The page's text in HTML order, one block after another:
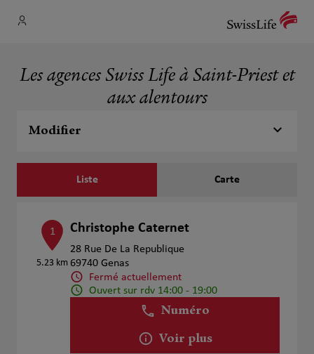
Les agences Swiss Life à Saint-Priest et
aux alentours
Modifier
Liste Carte
1
5.23 km
Christophe Caternet
28 Rue De La Republique
69740 Genas
Fermé actuellement
Ouvert sur rdv 14:00 - 19:00
Numéro
Voir plus